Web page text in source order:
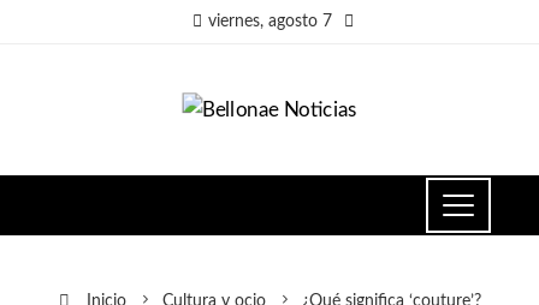
viernes, agosto 7
Inicio Cultura y ocio ¿Qué significa ‘couture’?